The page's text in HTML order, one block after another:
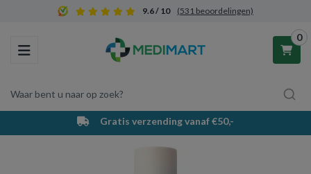
9.6 / 10 (531 beoordelingen)
Toggle navigation
Waar bent u naar op zoek?
0
Winkelwagen
Gratis verzending vanaf €50,-